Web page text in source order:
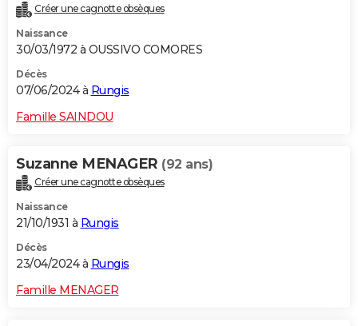
Créer une cagnotte obsèques
Naissance
30/03/1972 à OUSSIVO COMORES
Décès
07/06/2024 à Rungis
Famille SAINDOU
Suzanne MENAGER (92 ans)
Créer une cagnotte obsèques
Naissance
21/10/1931 à Rungis
Décès
23/04/2024 à Rungis
Famille MENAGER